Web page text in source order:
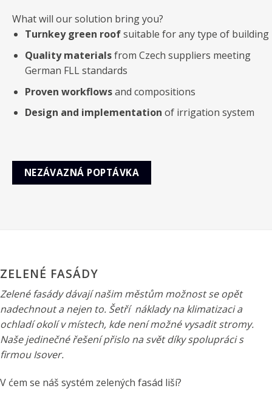
What will our solution bring you?
Turnkey green roofsuitable for any type of building
Quality materialsfrom Czech suppliers meeting
German FLL standards
Proven workflowsand compositions
Design and implementation of irrigation system
NEZÁVAZNÁ POPTÁVKA
ZELENÉ FASÁDY
Zelené fasády dávají našim městům možnost se opět
nadechnout a nejen to. Šetří náklady na klimatizaci a
ochladí okolí v místech, kde není možné vysadit stromy.
Naše jedinečné řešení přislo na svět díky spolupráci s
firmou Isover.
V ćem se náš systém zelených fasád liší?